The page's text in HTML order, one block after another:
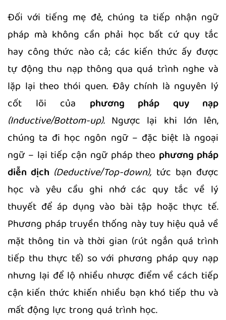
Đối với tiếng mẹ đẻ, chúng ta tiếp nhận ngữ
pháp mà không cần phải học bất cứ quy tắc
hay công thức nào cả; các kiến thức ấy được
tự động thu nạp thông qua quá trình nghe và
lặp lại theo thói quen. Đây chính là nguyên lý
cốt lõi của phương pháp quy nạp
(Inductive/Bottom-up). Ngược lại khi lớn lên,
chúng ta đi học ngôn ngữ – đặc biệt là ngoại
ngữ – lại tiếp cận ngữ pháp theo phương pháp
diễn dịch (Deductive/Top-down), tức bạn được
học và yêu cầu ghi nhớ các quy tắc về lý
thuyết để áp dụng vào bài tập hoặc thực tế.
Phương pháp truyền thống này tuy hiệu quả về
mặt thông tin và thời gian (rút ngắn quá trình
tiếp thu thực tế) so với phương pháp quy nạp
nhưng lại để lộ nhiều nhược điểm về cách tiếp
cận kiến thức khiến nhiều bạn khó tiếp thu và
mất động lực trong quá trình học.